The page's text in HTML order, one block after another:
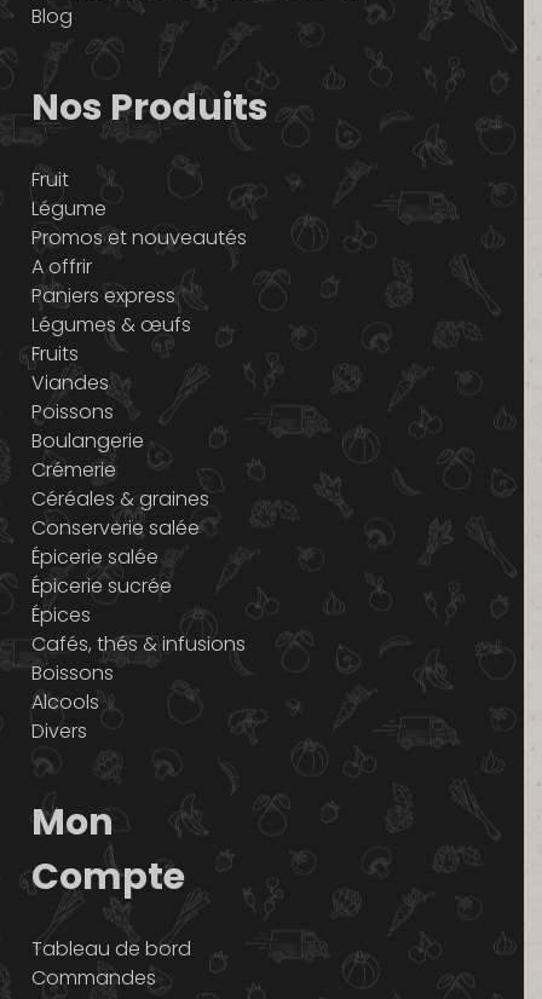
Blog
Nos Produits
Fruit
Légume
Promos et nouveautés
A offrir
Paniers express
Légumes & œufs
Fruits
Viandes
Poissons
Boulangerie
Crémerie
Céréales & graines
Conserverie salée
Épicerie salée
Épicerie sucrée
Épices
Cafés, thés & infusions
Boissons
Alcools
Divers
Mon
Compte
Tableau de bord
Commandes